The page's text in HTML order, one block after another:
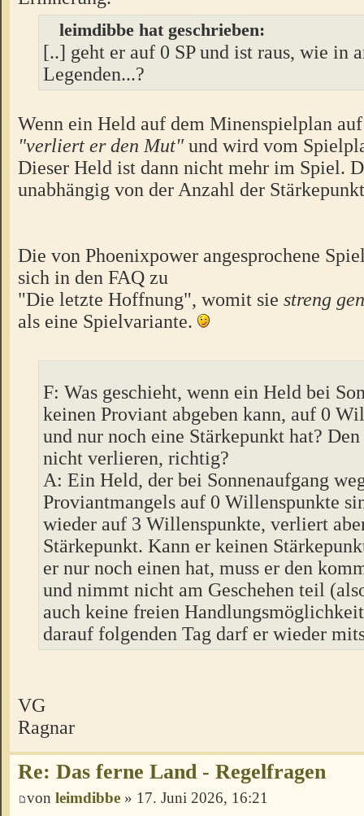
leimdibbe hat geschrieben:
[..] geht er auf 0 SP und ist raus, wie in
Legenden...?
Wenn ein Held auf dem Minenspielplan
"verliert er den Mut" und wird vom
Dieser Held ist dann nicht mehr im Spiel.
unabhängig von der Anzahl der
Die von Phoenixpower angesprochene
sich in den FAQ zu
"Die letzte Hoffnung", womit sie streng
als eine Spielvariante.
F: Was geschieht, wenn ein Held bei
keinen Proviant abgeben kann, auf 0
und nur noch eine Stärkepunkt hat?
nicht verlieren, richtig?
A: Ein Held, der bei Sonnenaufgang
Proviantmangels auf 0 Willenspunkte
wieder auf 3 Willenspunkte, verliert
Stärkepunkt. Kann er keinen
er nur noch einen hat, muss er den
und nimmt nicht am Geschehen teil
auch keine freien
darauf folgenden Tag darf er wieder
VG
Ragnar
Re: Das ferne Land - Regelfragen
von leimdibbe » 17. Juni 2026, 16:21